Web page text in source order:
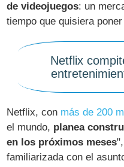
de videojuegos: un
tiempo que quisiera
Netflix
Netflix, con más de 200
el mundo, planea
en los próximos meses
familiarizada con el